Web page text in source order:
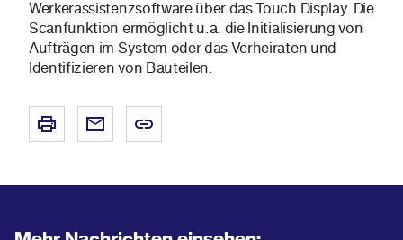
Werkerassistenzsoftware über das Touch Display. Die
Scanfunktion ermöglicht u.a. die Initialisierung von
Aufträgen im System oder das Verheiraten und
Identifizieren von Bauteilen.